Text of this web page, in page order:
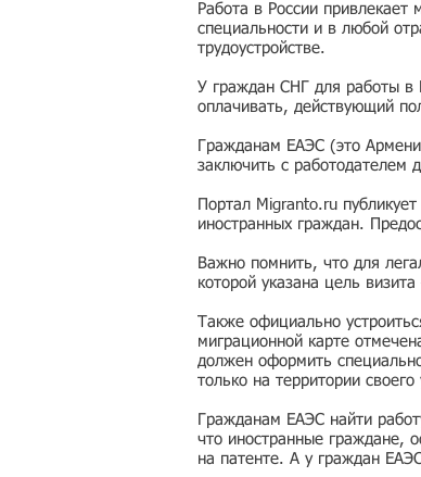
Работа в России
специальности и в любой
трудоустройстве.
У граждан СНГ для работы в
оплачивать, действующий
Гражданам ЕАЭС (это
заключить с
Портал Migranto.ru
иностранных граждан.
Важно помнить, что для
которой указана цель
Также официально
миграционной карте
должен оформить
только на территории
Гражданам ЕАЭС найти
что иностранные граждане,
на патенте. А у граждан